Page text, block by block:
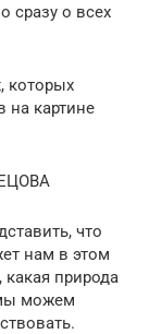
сразу о всех
которых
на картине
что
нам в этом
природа
мы можем